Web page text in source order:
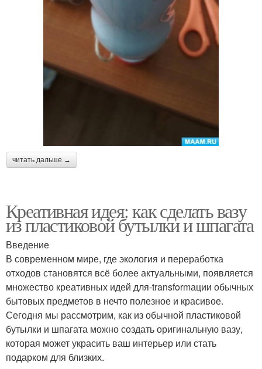
читать дальше →
Креативная идея: как сделать вазу
из пластиковой бутылки и шпагата
Введение
В современном мире, где экология и переработка
отходов становятся всё более актуальными, появляется
множество креативных идей для-transformации обычных
бытовых предметов в нечто полезное и красивое.
Сегодня мы рассмотрим, как из обычной пластиковой
бутылки и шпагата можно создать оригинальную вазу,
которая может украсить ваш интерьер или стать
подарком для близких.